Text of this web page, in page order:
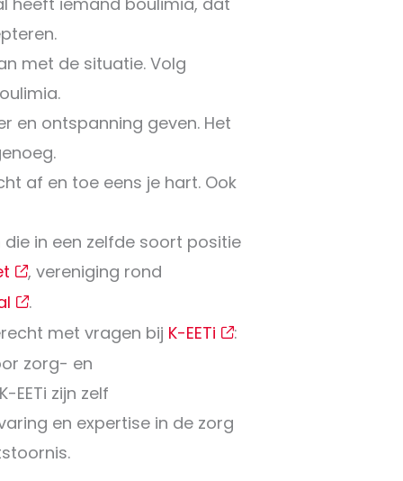
met de situatie. Volg
en ontspanning geven. Het
af en toe eens je hart. Ook
in een zelfde soort positie
, vereniging rond
.
met vragen bij K-EETi
:
zorg- en
EETi zijn zelf
en expertise in de zorg